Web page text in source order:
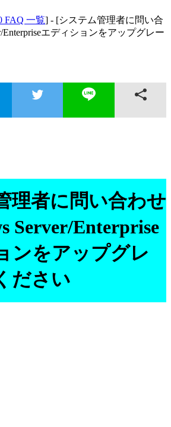
FAQ 一覧] - [システム管理者に問い合
Enterpriseエディションをアップグレー
理者に問い合わせ
Server/Enterprise
ンをアップグレ
ださい